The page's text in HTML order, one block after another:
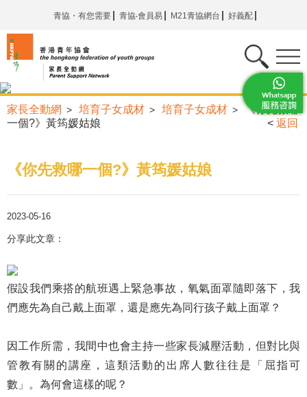
青協・有您需要 青協‧會員易 M21青協網台 好義配
家長全動網 > 培育子女成材 > 培育子女成材 >
《你先救哪
一個?》黃筠媛姑娘
< 返回
《你先救哪一個?》黃筠媛姑娘
2023-05-16
分享此文章：
假設我們乘搭的航班遇上緊急事故，氧氣面罩隨即落下，我
們應先為自己戴上面罩，還是應先為同行孩子戴上面罩？
因工作所需，我間中也會主持一些家長減壓活動，但對比與
管教有關的講座，這類活動的出席人數往往是「屈指可
數」。為何會這樣的呢？